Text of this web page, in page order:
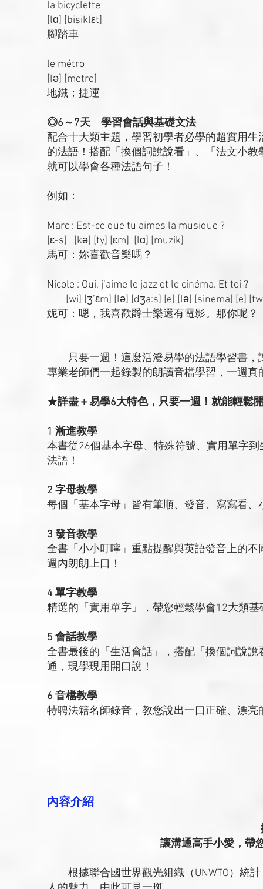
la bicyclette
[lɑ] [bisiklεt]
腳踏車
le métro
[lə] [metro]
地鐵；捷運
◎6～7天 學習會話與基礎文法
配合十大類主題，學習初學者必學的超實用
的法語！搭配「換個詞說說看」、「法文小
就可以學會各種法語句子！
例如：
Marc : Est-ce que tu aimes la musique ?
[ε-s] [kə] [ty] [εm] [lɑ] [muzik]
馬可：妳喜歡音樂嗎？
Nicole : Oui, j’aime le jazz et le cinéma. Et toi ?
[wi] [ʒ’εm] [lə] [dʒa:s] [e] [lə] [sinema] [e]
妮可：嗯，我喜歡爵士樂還有電影。那你呢？
只要一週！這麼活潑易學的法語學習書，
專業老師們一起錄製的朗讀音檔學習，一週
★詳盡＋易學6大特色，只要一週！就能輕鬆
1 漸進教學
本書從26個基本字母、特殊符號、實用單字
法語！
2 字母教學
每個「基本字母」皆有筆順、發音、寫寫看
3 發音教學
全書「小小叮嚀」重點提醒與英語發音上的
週內朗朗上口！
4 單字教學
精選的「實用單字」，帶您輕鬆學會12大類
5 會話教學
全書最後的「生活會話」，搭配「換個詞說
通，現學現用開口說！
6 音檔教學
特聘法籍名師錄音，教您說出一口正確、漂亮
內容介紹
讓溝通高手小愛，帶
根據聯合國世界觀光組織（UNWTO）統計